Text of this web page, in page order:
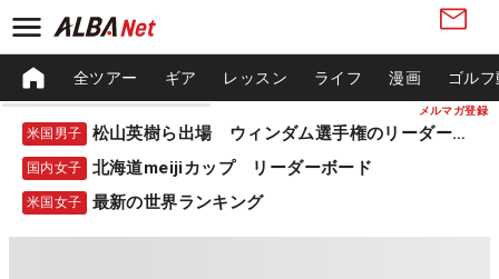
メルマガ登録
全ツアー ギア レッスン ライフ 漫画 ゴル
米国男子 松山英樹ら出場 ウィンダム選手権のリーダーボード
国内女子 北海道meijiカップ リーダーボード
米国女子 最新の世界ランキング